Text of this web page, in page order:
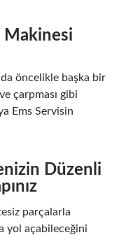
Makinesi
öncelikle başka bir
çarpması gibi
Ems Servisin
Düzenli
parçalarla
yol açabileceğini